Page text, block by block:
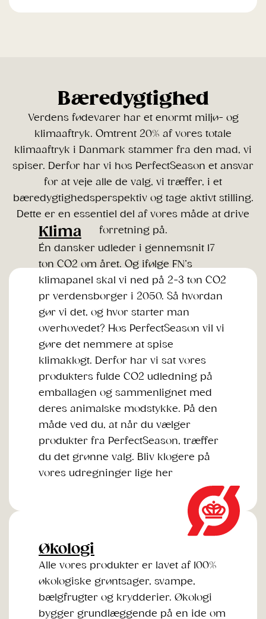
Bæredygtighed
Verdens fødevarer har et enormt miljø- og
klimaaftryk. Omtrent 20% af vores totale
klimaaftryk i Danmark stammer fra den mad, vi
spiser. Derfor har vi hos PerfectSeason et ansvar
for at veje alle de valg, vi træffer, i et
bæredygtighedsperspektiv og tage aktivt stilling.
Dette er en essentiel del af vores måde at drive
forretning på.
Klima
Én dansker udleder i gennemsnit 17
ton CO2 om året. Og ifølge FN’s
klimapanel skal vi ned på 2-3 ton CO2
pr verdensborger i 2050. Så hvordan
gør vi det, og hvor starter man
overhovedet? Hos PerfectSeason vil vi
gøre det nemmere at spise
klimaklogt. Derfor har vi sat vores
produkters fulde CO2 udledning på
emballagen og sammenlignet med
deres animalske modstykke. På den
måde ved du, at når du vælger
produkter fra PerfectSeason, træffer
du det grønne valg. Bliv klogere på
vores udregninger lige her
Økologi
Alle vores produkter er lavet af 100%
økologiske grøntsager, svampe,
bælgfrugter og krydderier. Økologi
bygger grundlæggende på en ide om